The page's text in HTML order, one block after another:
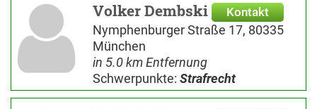
Volker Dembski Kontakt
Nymphenburger Straße 17, 80335
München
in 5.0 km Entfernung
Schwerpunkte: Strafrecht